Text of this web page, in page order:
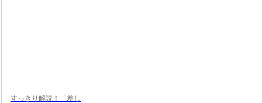
すっきり解説！「差し